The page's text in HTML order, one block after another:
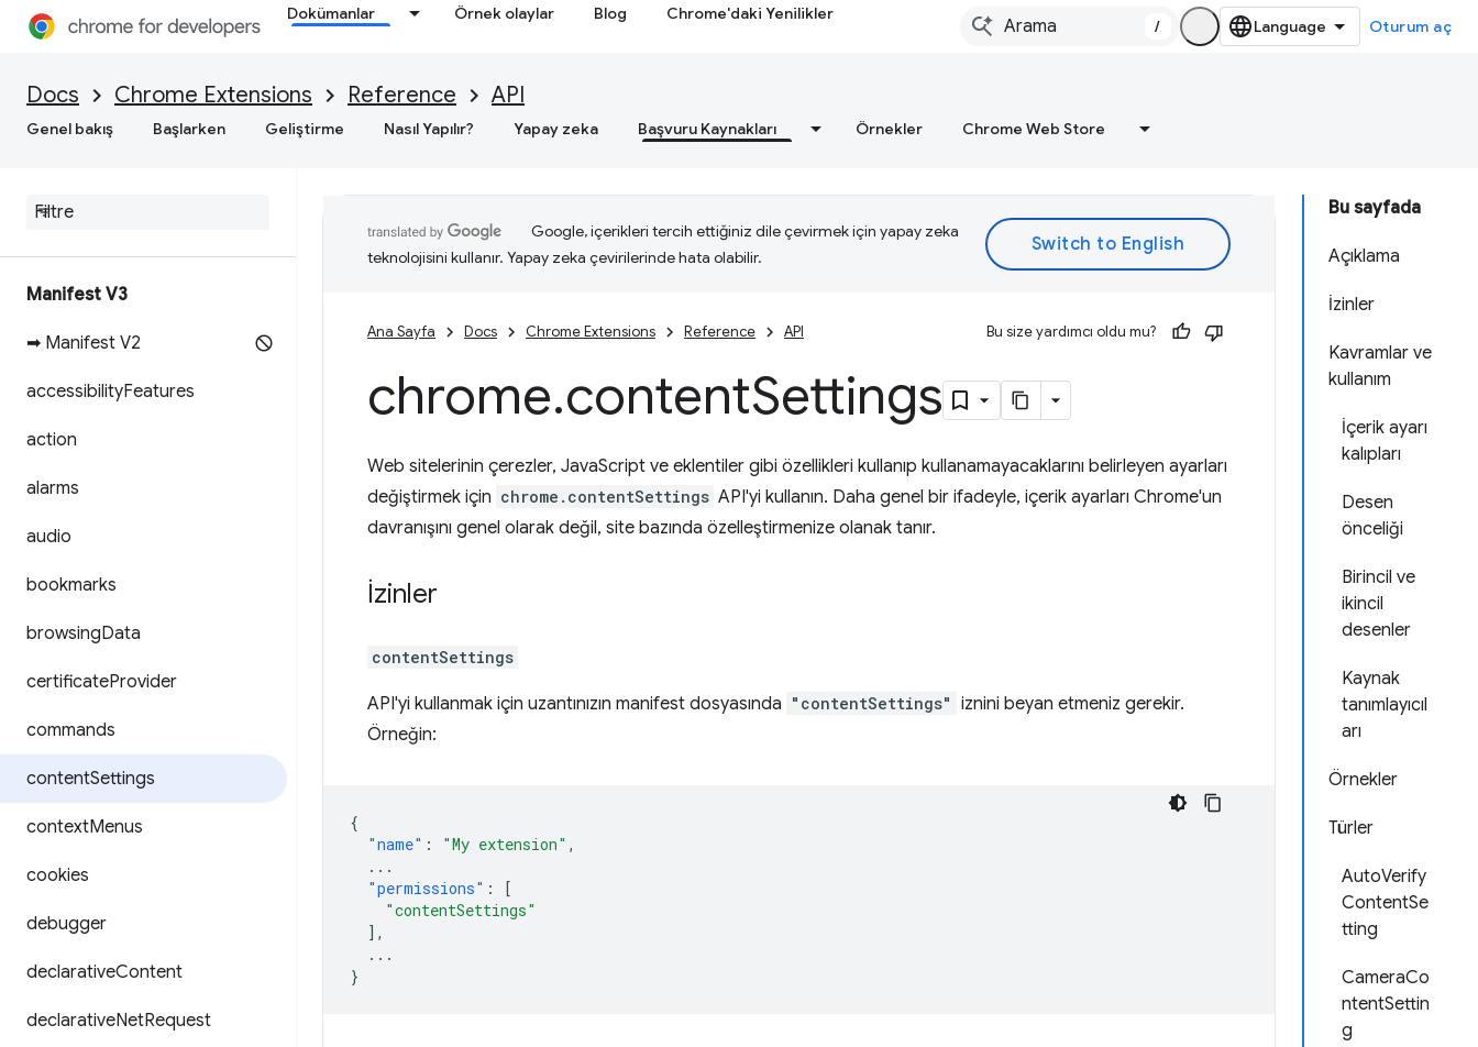
Dokümanlar Örnek olaylar Blog Chrome'daki Yenilikler
/ Oturum aç
Docs Chrome Extensions Reference API
Genel bakış Başlarken Geliştirme Nasıl Yapılır? Yapay zeka Başvuru Kaynakları Örnekler Chrome Web Store
Manifest V3
➡ Manifest V2
accessibilityFeatures
action
alarms
audio
bookmarks
browsingData
certificateProvider
commands
contentSettings
contextMenus
cookies
debugger
declarativeContent
declarativeNetRequest
Bu sayfada
Açıklama
İzinler
Kavramlar ve
kullanım
İçerik ayarı
kalıpları
Desen
önceliği
Birincil ve
ikincil
desenler
Kaynak
tanımlayıcıl
arı
Örnekler
Türler
AutoVerify
ContentSe
tting
CameraCo
ntentSettin
g
Google, içerikleri tercih ettiğiniz dile çevirmek için yapay zeka
teknolojisini kullanır. Yapay zeka çevirilerinde hata olabilir.
Ana Sayfa Docs Chrome Extensions Reference API Bu size yardımcı oldu mu?
chrome.contentSettings
Web sitelerinin çerezler, JavaScript ve eklentiler gibi özellikleri kullanıp kullanamayacaklarını belirleyen ayarları
değiştirmek için chrome.contentSettings API'yi kullanın. Daha genel bir ifadeyle, içerik ayarları Chrome'un
davranışını genel olarak değil, site bazında özelleştirmenize olanak tanır.
İzinler
contentSettings
API'yi kullanmak için uzantınızın manifest dosyasında "contentSettings" iznini beyan etmeniz gerekir.
Örneğin:
{
"name" : "My extension" ,
...
"permissions" :
[
"contentSettings"
],
...
}